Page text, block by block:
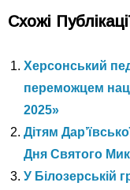
Схожі
Херсонський
переможцем
2025»
Дітям
Дня Святого
У Білозерській